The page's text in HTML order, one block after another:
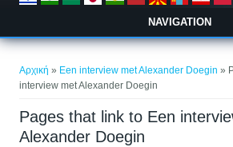
NAVIGATION
Αρχική » Een interview met Alexander Doegin »
interview met Alexander Doegin
Pages that link to Een
Alexander Doegin